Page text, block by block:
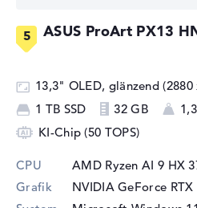
ASUS ProArt PX13
13,3" OLED, glänzend (2880
1 TB SSD
32 GB
KI-Chip (50 TOPS)
CPU AMD Ryzen AI 9 HX
Grafik
NVIDIA GeForce RTX